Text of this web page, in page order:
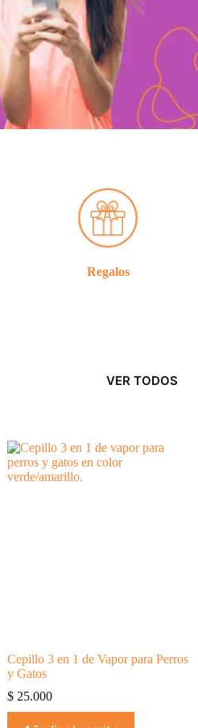
Regalos
VER TODOS
Cepillo 3 en 1 de Vapor para Perros
y Gatos
$ 25.000